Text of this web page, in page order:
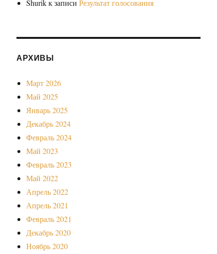
Shurikк записиРезультат голосования
АРХИВЫ
Март 2026
Май 2025
Январь 2025
Декабрь 2024
Февраль 2024
Май 2023
Февраль 2023
Май 2022
Апрель 2022
Апрель 2021
Февраль 2021
Декабрь 2020
Ноябрь 2020